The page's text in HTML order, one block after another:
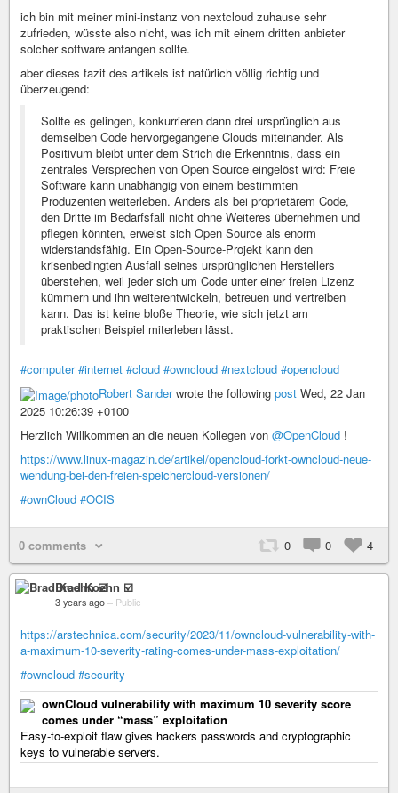
ich bin mit meiner mini-instanz von nextcloud zuhause sehr
zufrieden, wüsste also nicht, was ich mit einem dritten anbieter
solcher software anfangen sollte.
aber dieses fazit des artikels ist natürlich völlig richtig und
überzeugend:
Sollte es gelingen, konkurrieren dann drei ursprünglich aus
demselben Code hervorgegangene Clouds miteinander. Als
Positivum bleibt unter dem Strich die Erkenntnis, dass ein
zentrales Versprechen von Open Source eingelöst wird: Freie
Software kann unabhängig von einem bestimmten
Produzenten weiterleben. Anders als bei proprietärem Code,
den Dritte im Bedarfsfall nicht ohne Weiteres übernehmen und
pflegen könnten, erweist sich Open Source als enorm
widerstandsfähig. Ein Open-Source-Projekt kann den
krisenbedingten Ausfall seines ursprünglichen Herstellers
überstehen, weil jeder sich um Code unter einer freien Lizenz
kümmern und ihn weiterentwickeln, betreuen und vertreiben
kann. Das ist keine bloße Theorie, wie sich jetzt am
praktischen Beispiel miterleben lässt.
#computer #internet #cloud #owncloud #nextcloud #opencloud
Robert Sanderwrote the following post Wed, 22 Jan
2025 10:26:39 +0100
Herzlich Willkommen an die neuen Kollegen von @OpenCloud !
https://www.linux-magazin.de/artikel/opencloud-forkt-owncloud-neue-
wendung-bei-den-freien-speichercloud-versionen/
#ownCloud #OCIS
0 comments 0 0 4
Brad Koehn ☑️
3 years ago – Public
https://arstechnica.com/security/2023/11/owncloud-vulnerability-with-
a-maximum-10-severity-rating-comes-under-mass-exploitation/
#owncloud #security
ownCloud vulnerability with maximum 10 severity score
comes under “mass” exploitation
Easy-to-exploit flaw gives hackers passwords and cryptographic
keys to vulnerable servers.